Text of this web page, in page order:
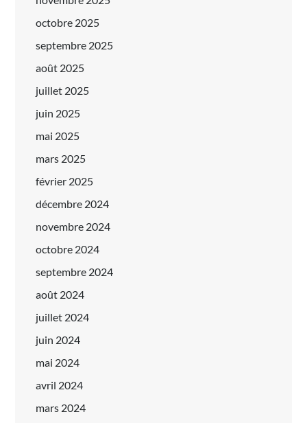
octobre 2025
septembre 2025
août 2025
juillet 2025
juin 2025
mai 2025
mars 2025
février 2025
décembre 2024
novembre 2024
octobre 2024
septembre 2024
août 2024
juillet 2024
juin 2024
mai 2024
avril 2024
mars 2024